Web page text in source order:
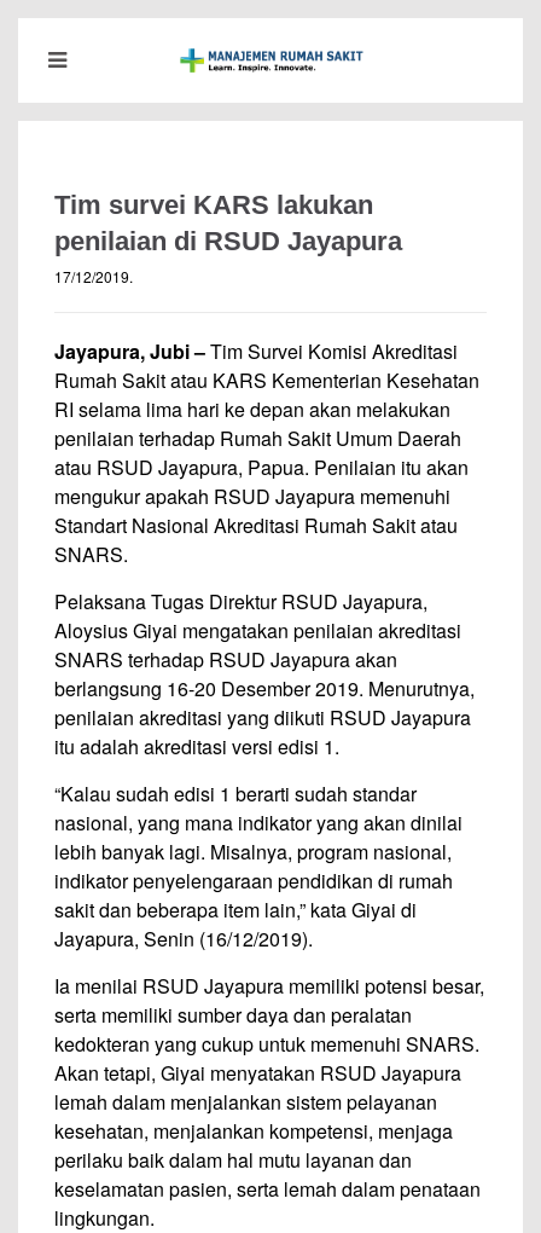
Tim survei KARS lakukan
penilaian di RSUD Jayapura
17/12/2019.
Jayapura, Jubi –Tim Survei Komisi Akreditasi
Rumah Sakit atau KARS Kementerian Kesehatan
RI selama lima hari ke depan akan melakukan
penilaian terhadap Rumah Sakit Umum Daerah
atau RSUD Jayapura, Papua. Penilaian itu akan
mengukur apakah RSUD Jayapura memenuhi
Standart Nasional Akreditasi Rumah Sakit atau
SNARS.
Pelaksana Tugas Direktur RSUD Jayapura,
Aloysius Giyai mengatakan penilaian akreditasi
SNARS terhadap RSUD Jayapura akan
berlangsung 16-20 Desember 2019. Menurutnya,
penilaian akreditasi yang diikuti RSUD Jayapura
itu adalah akreditasi versi edisi 1.
“Kalau sudah edisi 1 berarti sudah standar
nasional, yang mana indikator yang akan dinilai
lebih banyak lagi. Misalnya, program nasional,
indikator penyelengaraan pendidikan di rumah
sakit dan beberapa item lain,” kata Giyai di
Jayapura, Senin (16/12/2019).
Ia menilai RSUD Jayapura memiliki potensi besar,
serta memiliki sumber daya dan peralatan
kedokteran yang cukup untuk memenuhi SNARS.
Akan tetapi, Giyai menyatakan RSUD Jayapura
lemah dalam menjalankan sistem pelayanan
kesehatan, menjalankan kompetensi, menjaga
perilaku baik dalam hal mutu layanan dan
keselamatan pasien, serta lemah dalam penataan
lingkungan.